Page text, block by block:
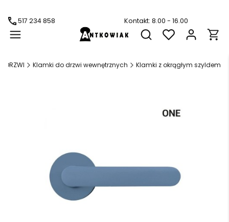
517 234 858 Kontakt: 8.00 - 16.00
Otwórz wyszukiwarkę
DRZWI Klamki do drzwi wewnętrznych Klamki z okrągłym szyldem